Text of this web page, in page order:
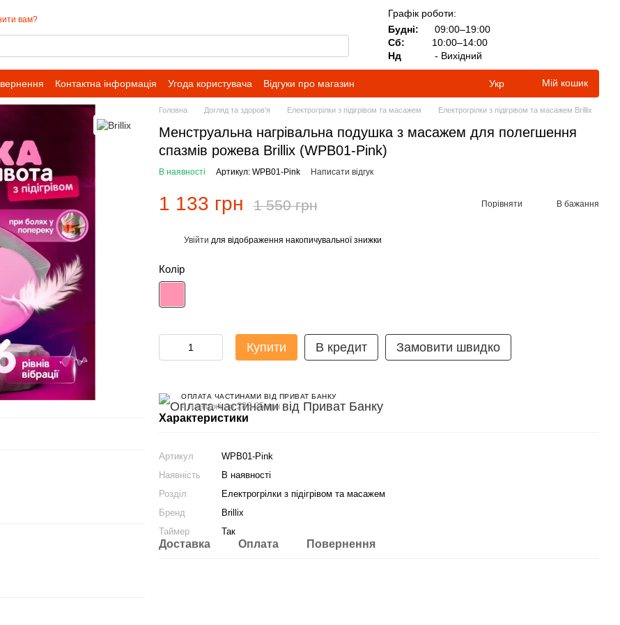
вам?
Графік роботи:
Будні:
09:00–19:00
Сб:
10:00–14:00
Нд
- Вихідний
Контактна інформація Угода користувача
Відгуки про магазин
для оптових замовлень
Укр Мій кошик
Головна Догляд та здоров'я Електрогрілки з підігрівом та масажем Електрогрілки з підігрівом та масажем Brillix
Менструальна нагрівальна подушка з масажем для полегшення
спазмів рожева Brillix (WPB01-Pink)
В наявності Артикул: WPB01-Pink Написати відгук
1 133 грн 1 550 грн Порівняти В бажання
Увійти для відображення накопичувальної знижки
Колір
Купити В кредит Замовити швидко
ОПЛАТА ЧАСТИНАМИ ВІД ПРИВАТ БАНКУ
4 платежі по 283.25 грн
Характеристики
Артикул
WPB01-Pink
Наявність
В наявності
Розділ
Електрогрілки з підігрівом та масажем
Бренд
Brillix
Таймер
Так
Доставка Оплата Повернення